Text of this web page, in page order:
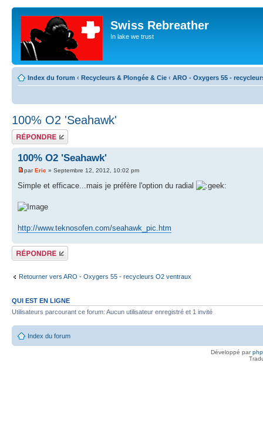
Swiss Rebreather
In lake we trust
Index du forum ‹ Recycleurs & Plongée & Cie ‹ ARO - Oxygers 55 -
100% O2 'Seahawk'
Répondre
100% O2 'Seahawk'
parEric » Septembre 12, 2012, 10:02 pm
Simple et efficace...mais je préfère l'option du radial
http://www.teknosofen.com/seahawk_pic.htm
Répondre
Retourner vers ARO - Oxygers 55 - recycleurs O2 ventraux
QUI EST EN LIGNE
Utilisateurs parcourant ce forum: Aucun utilisateur enregistré et 1 invité
Index du forum
Développé par